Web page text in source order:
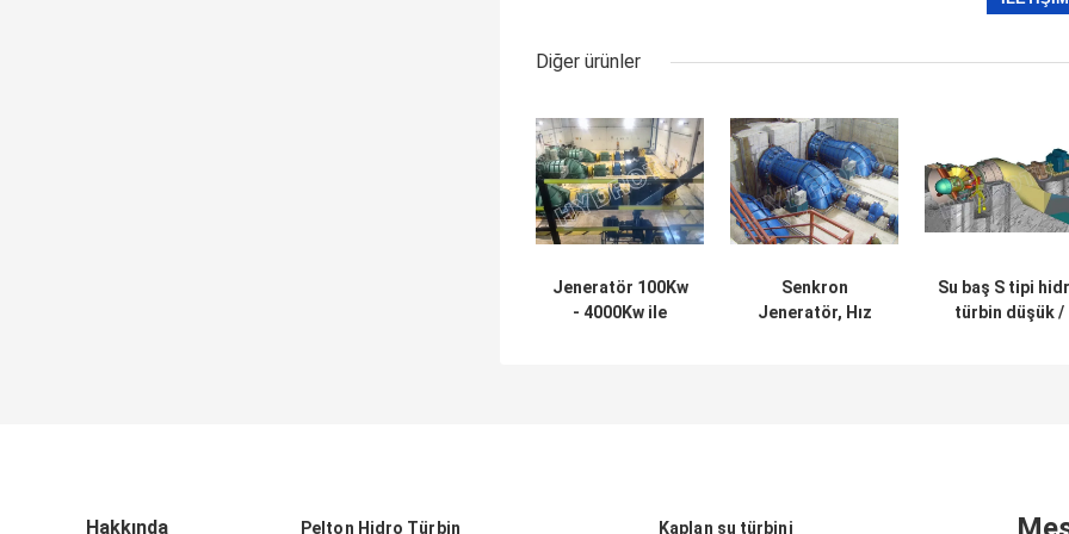
Diğer ürünler
Jeneratör 100Kw
- 4000Kw ile
Senkron
Jeneratör, Hız
Su baş S tipi
türbin düşük /
Hakkında Pelton Hidro Türbin Kaplan su türbini